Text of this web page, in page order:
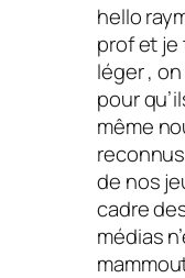
hello
prof et
léger ,
pour
même
de nos
cadre
médias